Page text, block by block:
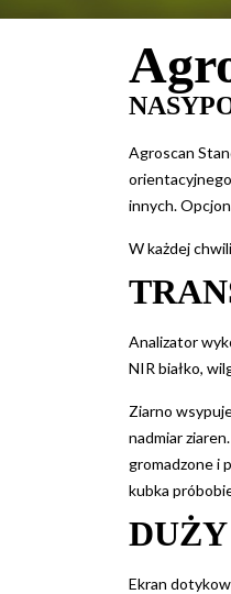
Agroscan
orientacyjnego
innych.
W każdej chwili
Analizator
NIR białko,
Ziarno
nadmiar
gromadzone i
kubka
Ekran